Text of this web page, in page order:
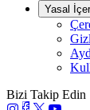
Yasal
Bizi Takip Edin